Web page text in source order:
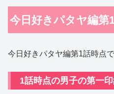
今日好きパタヤ編第
今日好きパタヤ編第1話時点
1話時点の男子の第一